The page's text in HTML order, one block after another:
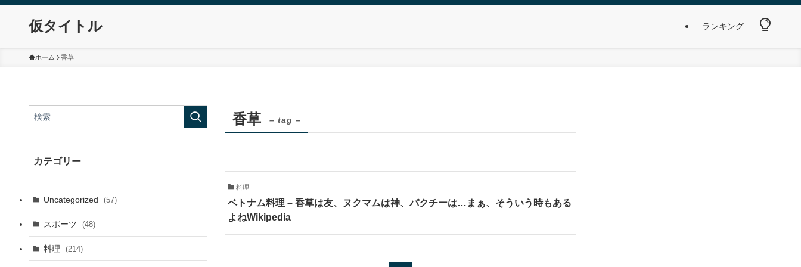
仮タイトル ランキング
ホーム 香草
カテゴリー
Uncategorized (57)
スポーツ (48)
料理 (214)
香草 – tag –
料理
ベトナム料理 – 香草は友、ヌクマムは神、パクチーは…まぁ、そういう時もある
よねWikipedia